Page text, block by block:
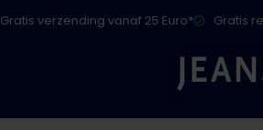
Gratis verzending vanaf 25 Euro* Gratis